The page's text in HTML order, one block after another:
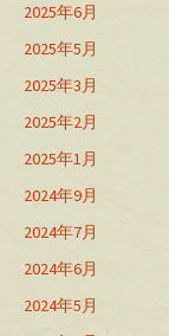
2025年6月
2025年5月
2025年3月
2025年2月
2025年1月
2024年9月
2024年7月
2024年6月
2024年5月